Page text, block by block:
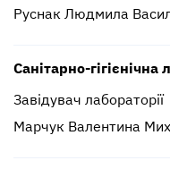
Руснак Людмила
Санітарно-
Завідувач лабораторії
Марчук Валентина